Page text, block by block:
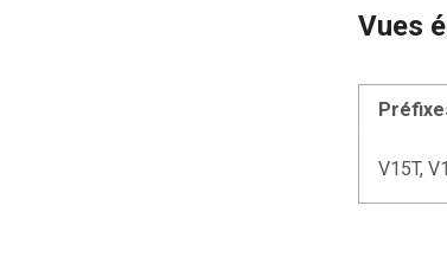
Vues
V15T,